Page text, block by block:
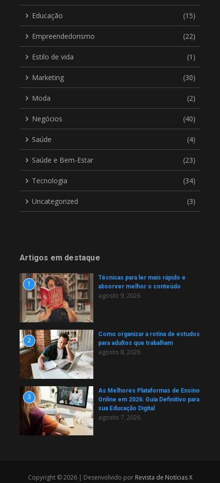
Educação (15)
Empreendedorismo (22)
Estilo de vida (1)
Marketing (30)
Moda (2)
Negócios (40)
Saúde (4)
Saúde e Bem-Estar (23)
Tecnologia (34)
Uncategorized (3)
Artigos em destaque
1
Técnicas para ler mais rápido e
absorver melhor o conteúdo
agosto 9, 2026
2
Como organizar a rotina de estudos
para adultos que trabalham
agosto 8, 2026
3
As Melhores Plataformas de Ensino
Online em 2026: Guia Definitivo para
sua Educação Digital
agosto 7, 2026
Copyright © 2026 | Desenvolvido por Revista de Notícias X